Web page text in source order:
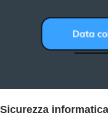
Sicurezza